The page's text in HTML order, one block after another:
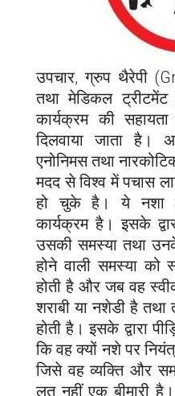
उपचार, ग्रुप थैरेपी
तथा मेडिकल
कार्यक्रम की
दिलवाया जाता है।
एनोनिमस तथा
मदद से विश्व में पचास
हो चुके है। ये नशा
कार्यक्रम है। इसके
उसकी समस्या तथा
होने वाली समस्या को
होती है और जब वह
शराबी या नशेडी है
होती है। इसके द्वारा
कि वह क्यों नशे पर
जिसे वह व्यक्ति और
लत नहीं एक बीमारी